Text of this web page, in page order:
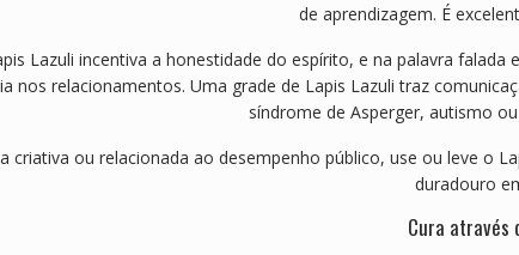
de aprendizagem. É
Lazuli incentiva a honestidade do espírito, e na palavra
nos relacionamentos. Uma grade de Lapis Lazuli traz
síndrome de Asperger, autismo
criativa ou relacionada ao desempenho público, use ou leve o
duradouro
Cura através